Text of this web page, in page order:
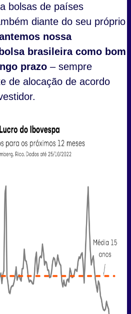
bolsas de países
diante do seu próprio
nossa
brasileira como bom
prazo – sempre
de alocação de acordo